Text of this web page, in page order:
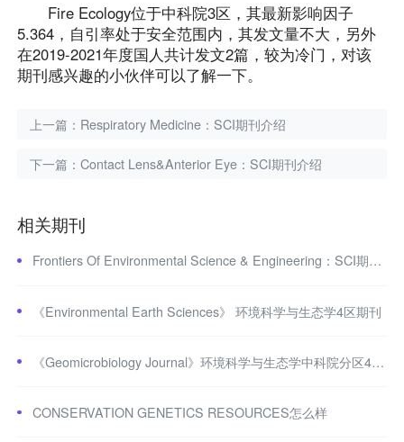
Fire Ecology位于中科院3区，其最新影响因子
5.364，自引率处于安全范围内，其发文量不大，另外
在2019-2021年度国人共计发文2篇，较为冷门，对该
期刊感兴趣的小伙伴可以了解一下。
上一篇： Respiratory Medicine：SCI期刊介绍
下一篇：Contact Lens&Anterior Eye：SCI期刊介绍
相关期刊
Frontiers Of Environmental Science & Engineering：SCI期刊介绍
《Environmental Earth Sciences》 环境科学与生态学4区期刊
《Geomicrobiology Journal》环境科学与生态学中科院分区4区期刊
CONSERVATION GENETICS RESOURCES怎么样